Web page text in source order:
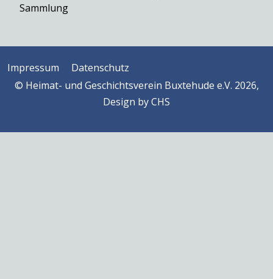
Sammlung
Impressum
Datenschutz
© Heimat- und Geschichtsverein Buxtehude e.V. 2026,
Design byCHS